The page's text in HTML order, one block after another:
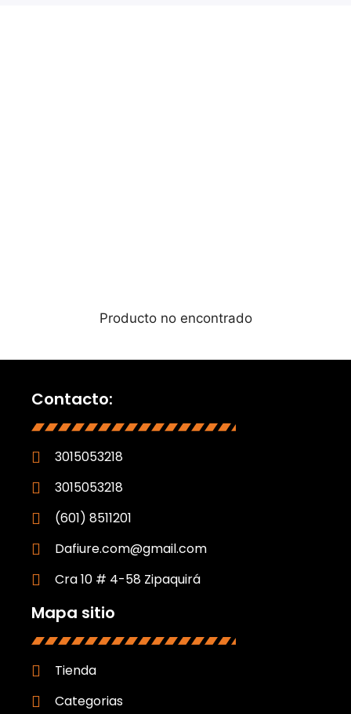
Producto no encontrado
Contacto:
3015053218
3015053218
(601) 8511201
Dafiure.com@gmail.com
Cra 10 # 4-58 Zipaquirá
Mapa sitio
Tienda
Categorias